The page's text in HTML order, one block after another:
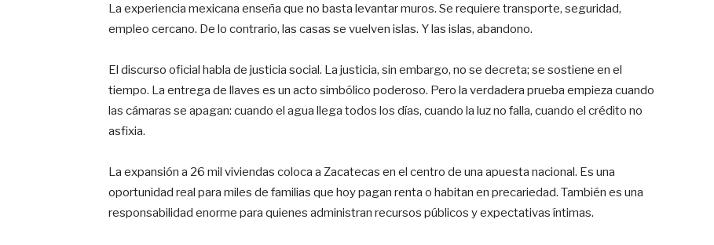
La experiencia mexicana enseña que no basta levantar muros. Se requiere transporte, seguridad,
empleo cercano. De lo contrario, las casas se vuelven islas. Y las islas, abandono.
El discurso oficial habla de justicia social. La justicia, sin embargo, no se decreta; se sostiene en el
tiempo. La entrega de llaves es un acto simbólico poderoso. Pero la verdadera prueba empieza cuando
las cámaras se apagan: cuando el agua llega todos los días, cuando la luz no falla, cuando el crédito no
asfixia.
La expansión a 26 mil viviendas coloca a Zacatecas en el centro de una apuesta nacional. Es una
oportunidad real para miles de familias que hoy pagan renta o habitan en precariedad. También es una
responsabilidad enorme para quienes administran recursos públicos y expectativas íntimas.